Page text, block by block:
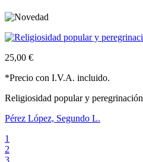
25,00 €
*Precio con I.V.A. incluido.
Religiosidad popular y
Pérez López, Segundo L.
1
2
3